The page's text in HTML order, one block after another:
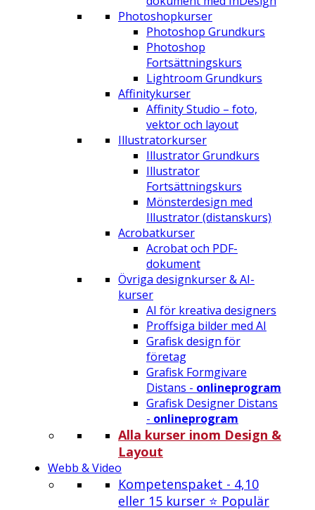
Photoshopkurser
Photoshop Grundkurs
Photoshop
Fortsättningskurs
Lightroom Grundkurs
Affinitykurser
Affinity Studio – foto,
vektor och layout
Illustratorkurser
Illustrator Grundkurs
Illustrator
Fortsättningskurs
Mönsterdesign med
Illustrator (distanskurs)
Acrobatkurser
Acrobat och PDF-
dokument
Övriga designkurser & AI-
kurser
AI för kreativa designers
Proffsiga bilder med AI
Grafisk design för
företag
Grafisk Formgivare
Distans - onlineprogram
Grafisk Designer Distans
- onlineprogram
Alla kurser inom Design &
Layout
Webb & Video
Kompetenspaket - 4,10
eller 15 kurser ⭐ Populär